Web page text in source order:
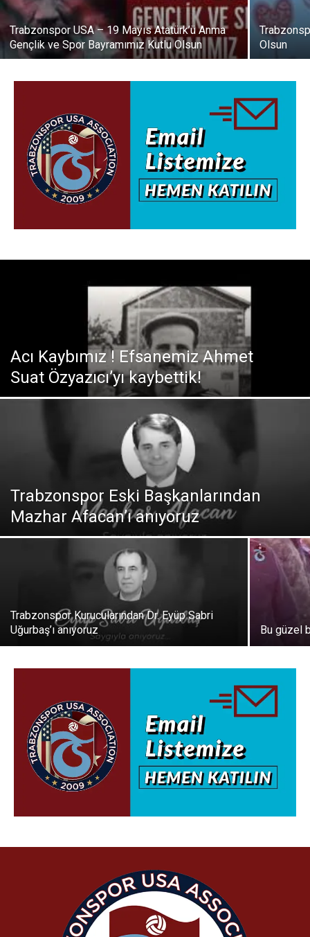
Trabzonspor USA – 19 Mayıs Atatürk’ü Anma
Gençlik ve Spor Bayramımız Kutlu Olsun
Olsun
Acı Kaybımız ! Efsanemiz Ahmet
Suat Özyazıcı’yı kaybettik!
Trabzonspor Eski Başkanlarından
Mazhar Afacan’ı anıyoruz
Trabzonspor Kurucularından Dr. Eyüp Sabri
Uğurbaş’ı anıyoruz
Bu güzel